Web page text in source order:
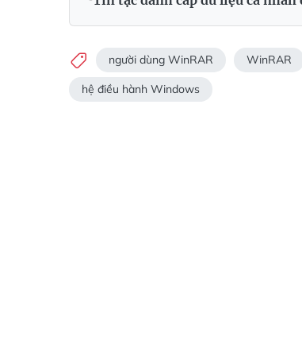
người dùng WinRAR WinRAR
hệ điều hành Windows